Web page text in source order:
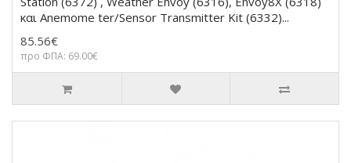
και Anemome ter/Sensor Transmitter Kit (6332)...
85.56€
προ ΦΠΑ: 69.00€